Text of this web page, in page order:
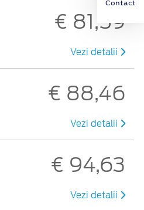
€ 81,59
Vezi detalii
€ 88,46
Vezi detalii
€ 94,63
Vezi detalii
Contact